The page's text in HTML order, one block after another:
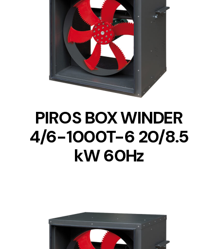
DETAILS
PIROS BOX WINDER
4/6-1000T-6 20/8.5
kW 60Hz